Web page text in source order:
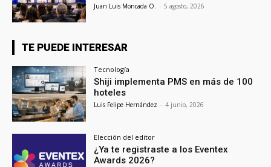
Juan Luis Moncada O. - 5 agosto, 2026
TE PUEDE INTERESAR
Tecnología
Shiji implementa PMS en más de 100
hoteles
Luis Felipe Hernández - 4 junio, 2026
Elección del editor
¿Ya te registraste a los Eventex
Awards 2026?